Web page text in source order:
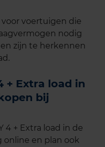
voertuigen die
nodig
zijn te herkennen
+ Extra load in
bij
4 + Extra load in de
online en plan ook